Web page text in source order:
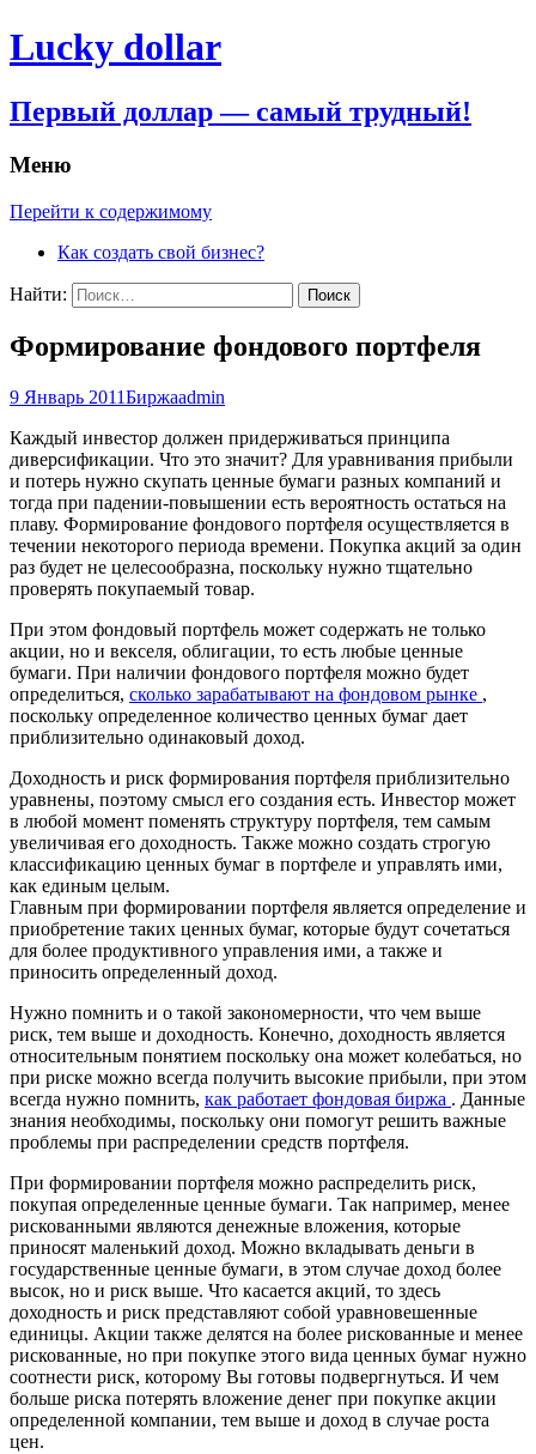
Lucky dollar
Первый доллар — самый трудный!
Меню
Перейти к содержимому
Как создать свой бизнес?
Найти:
Формирование фондового портфеля
9 Январь 2011Биржаadmin
Каждый инвестор должен придерживаться принципа
диверсификации. Что это значит? Для уравнивания прибыли
и потерь нужно скупать ценные бумаги разных компаний и
тогда при падении-повышении есть вероятность остаться на
плаву. Формирование фондового портфеля осуществляется в
течении некоторого периода времени. Покупка акций за один
раз будет не целесообразна, поскольку нужно тщательно
проверять покупаемый товар.
При этом фондовый портфель может содержать не только
акции, но и векселя, облигации, то есть любые ценные
бумаги. При наличии фондового портфеля можно будет
определиться, сколько зарабатывают на фондовом рынке ,
поскольку определенное количество ценных бумаг дает
приблизительно одинаковый доход.
Доходность и риск формирования портфеля приблизительно
уравнены, поэтому смысл его создания есть. Инвестор может
в любой момент поменять структуру портфеля, тем самым
увеличивая его доходность. Также можно создать строгую
классификацию ценных бумаг в портфеле и управлять ими,
как единым целым.
Главным при формировании портфеля является определение и
приобретение таких ценных бумаг, которые будут сочетаться
для более продуктивного управления ими, а также и
приносить определенный доход.
Нужно помнить и о такой закономерности, что чем выше
риск, тем выше и доходность. Конечно, доходность является
относительным понятием поскольку она может колебаться, но
при риске можно всегда получить высокие прибыли, при этом
всегда нужно помнить, как работает фондовая биржа . Данные
знания необходимы, поскольку они помогут решить важные
проблемы при распределении средств портфеля.
При формировании портфеля можно распределить риск,
покупая определенные ценные бумаги. Так например, менее
рискованными являются денежные вложения, которые
приносят маленький доход. Можно вкладывать деньги в
государственные ценные бумаги, в этом случае доход более
высок, но и риск выше. Что касается акций, то здесь
доходность и риск представляют собой уравновешенные
единицы. Акции также делятся на более рискованные и менее
рискованные, но при покупке этого вида ценных бумаг нужно
соотнести риск, которому Вы готовы подвергнуться. И чем
больше риска потерять вложение денег при покупке акции
определенной компании, тем выше и доход в случае роста
цен.